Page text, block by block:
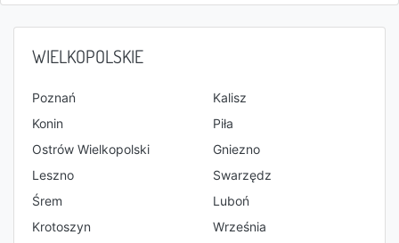
WIELKOPOLSKIE
Poznań
Kalisz
Konin
Piła
Ostrów Wielkopolski
Gniezno
Leszno
Swarzędz
Śrem
Luboń
Krotoszyn
Września